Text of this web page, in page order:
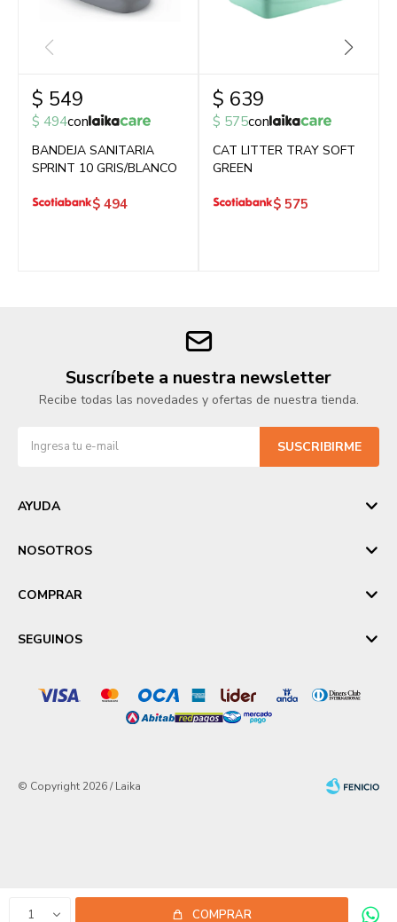
1 COMPRAR
$ 549
$ 494con
BANDEJA SANITARIA
SPRINT 10 GRIS/BLANCO
$ 494
$ 639
$ 575con
CAT LITTER TRAY SOFT
GREEN
$ 575
Suscríbete a nuestra newsletter
Recibe todas las novedades y ofertas de nuestra tienda.
SUSCRIBIRME
AYUDA
NOSOTROS
COMPRAR
SEGUINOS
© Copyright 2026 / Laika